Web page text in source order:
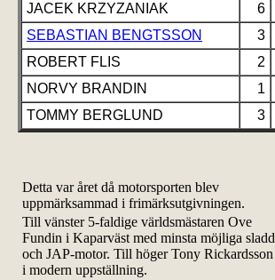
JACEK KRZYZANIAK
6
SEBASTIAN BENGTSSON
3
ROBERT FLIS
2
NORVY BRANDIN
1
TOMMY BERGLUND
3
Detta var året då motorsporten blev
uppmärksammad i frimärksutgivningen.
Till vänster 5-faldige världsmästaren Ove
Fundin i Kaparväst med minsta möjliga sladd
och JAP-motor. Till höger Tony Rickardsson
i modern uppställning.